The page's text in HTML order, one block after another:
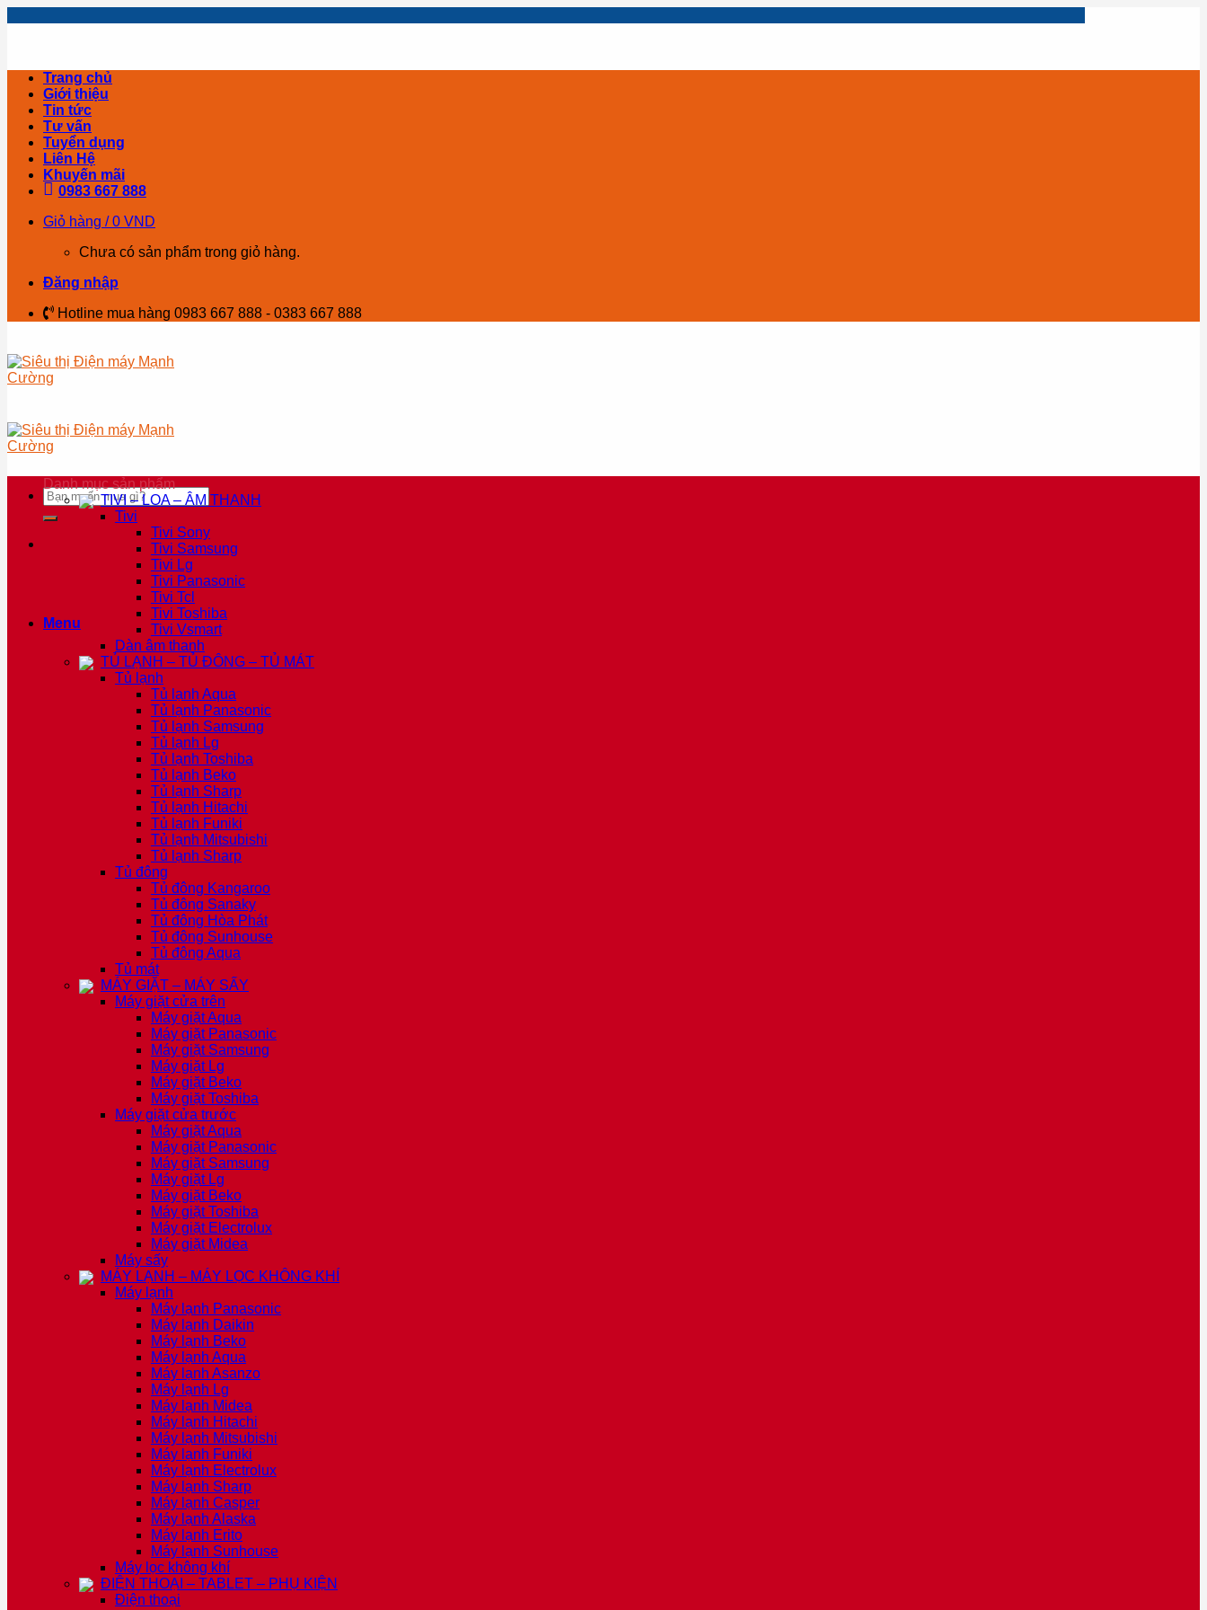
Trang chủ
Giới thiệu
Tin tức
Tư vấn
Tuyển dụng
Liên Hệ
Khuyến mãi
0983 667 888
Giỏ hàng /0 VND
Chưa có sản phẩm trong giỏ hàng.
Đăng nhập
Hotline mua hàng 0983 667 888 - 0383 667 888
Tìm
kiếm:
Menu
Danh mục sản phẩm
TIVI – LOA – ÂM THANH
Tivi
Tivi Sony
Tivi Samsung
Tivi Lg
Tivi Panasonic
Tivi Tcl
Tivi Toshiba
Tivi Vsmart
Dàn âm thanh
TỦ LẠNH – TỦ ĐÔNG – TỦ MÁT
Tủ lạnh
Tủ lạnh Aqua
Tủ lạnh Panasonic
Tủ lạnh Samsung
Tủ lạnh Lg
Tủ lạnh Toshiba
Tủ lạnh Beko
Tủ lạnh Sharp
Tủ lạnh Hitachi
Tủ lạnh Funiki
Tủ lạnh Mitsubishi
Tủ lạnh Sharp
Tủ đông
Tủ đông Kangaroo
Tủ đông Sanaky
Tủ đông Hòa Phát
Tủ đông Sunhouse
Tủ đông Aqua
Tủ mát
MÁY GIẶT – MÁY SẤY
Máy giặt cửa trên
Máy giặt Aqua
Máy giặt Panasonic
Máy giặt Samsung
Máy giặt Lg
Máy giặt Beko
Máy giặt Toshiba
Máy giặt cửa trước
Máy giặt Aqua
Máy giặt Panasonic
Máy giặt Samsung
Máy giặt Lg
Máy giặt Beko
Máy giặt Toshiba
Máy giặt Electrolux
Máy giặt Midea
Máy sấy
MÁY LẠNH – MÁY LỌC KHÔNG KHÍ
Máy lạnh
Máy lạnh Panasonic
Máy lạnh Daikin
Máy lạnh Beko
Máy lạnh Aqua
Máy lạnh Asanzo
Máy lạnh Lg
Máy lạnh Midea
Máy lạnh Hitachi
Máy lạnh Mitsubishi
Máy lạnh Funiki
Máy lạnh Electrolux
Máy lạnh Sharp
Máy lạnh Casper
Máy lạnh Alaska
Máy lạnh Erito
Máy lạnh Sunhouse
Máy lọc không khí
ĐIỆN THOẠI – TABLET – PHỤ KIỆN
Điện thoại